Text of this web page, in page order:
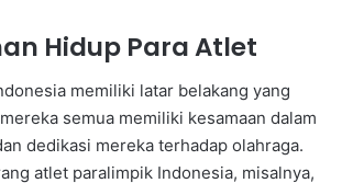
Hidup Para Atlet
memiliki latar belakang yang
semua memiliki kesamaan dalam
dedikasi mereka terhadap olahraga.
atlet paralimpik Indonesia, misalnya,